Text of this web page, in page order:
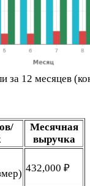
за 12 месяцев
Месячная
выручка
432,000 ₽